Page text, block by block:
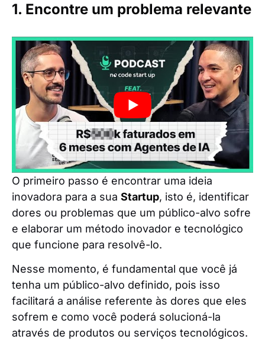
1. Encontre um problema relevante
O primeiro passo é encontrar uma ideia
inovadora para a sua Startup, isto é, identificar
dores ou problemas que um público-alvo sofre
e elaborar um método inovador e tecnológico
que funcione para resolvê-lo.
Nesse momento, é fundamental que você já
tenha um público-alvo definido, pois isso
facilitará a análise referente às dores que eles
sofrem e como você poderá solucioná-la
através de produtos ou serviços tecnológicos.